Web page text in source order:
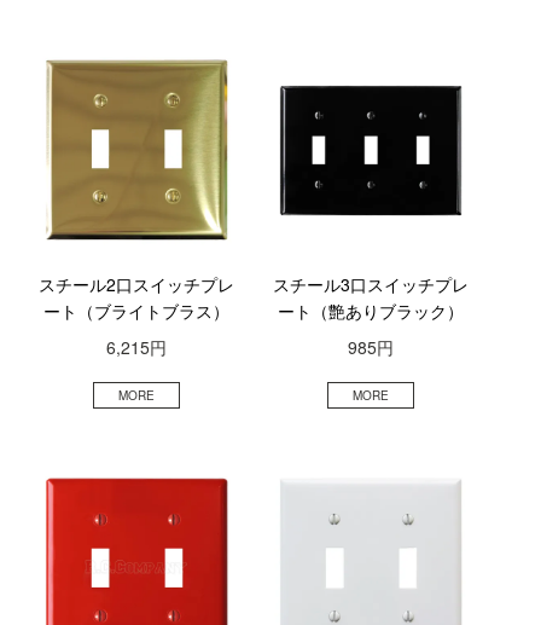
スチール2口スイッチプレ
ート（ブライトブラス）
6,215円
スチール3口スイッチプレ
ート（艶ありブラック）
985円